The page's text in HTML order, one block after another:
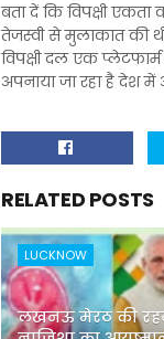
बता दें कि विपक्षी
तेजस्वी से मुलाकात की
विपक्षी दल एक प्लेटफार्म
अपनाया जा रहा है देश
RELATED POSTS
LUCKNOW
लखनऊ मेरठ की